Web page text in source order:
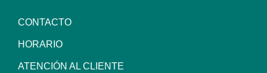
CONTACTO
HORARIO
ATENCIÓN AL CLIENTE